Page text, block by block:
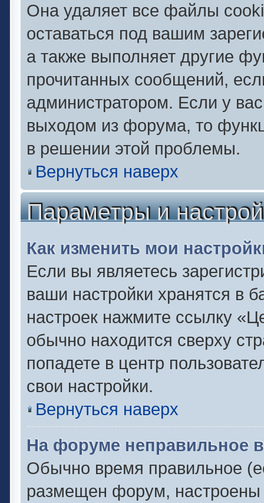
Она удаляет все файлы
оставаться под вашим
а также выполняет другие
прочитанных сообщений,
администратором. Если у
выходом из форума, то
в решении этой проблемы.
Вернуться наверх
Параметры и
Как изменить мои
Если вы являетесь
ваши настройки хранятся в
настроек нажмите ссылку
обычно находится сверху
попадете в центр
свои настройки.
Вернуться наверх
На форуме неправильное
Обычно время правильное
размещен форум, настроены